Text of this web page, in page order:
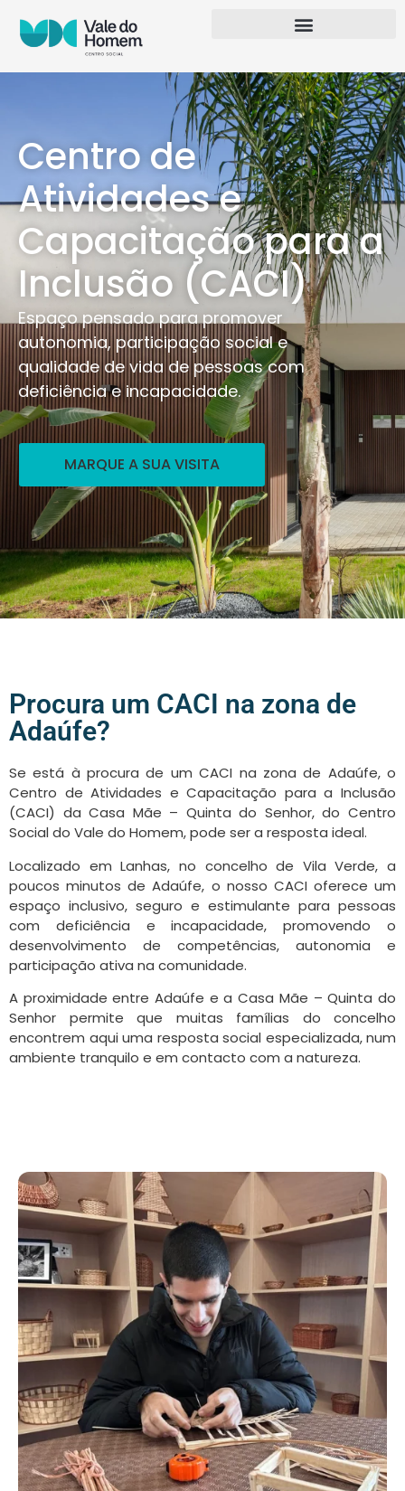
Centro de
Atividades e
Capacitação para a
Inclusão (CACI)
Espaço pensado para promover
autonomia, participação social e
qualidade de vida de pessoas com
deficiência e incapacidade.
MARQUE A SUA VISITA
Procura um CACI na zona de
Adaúfe?
Se está à procura de um CACI na zona de Adaúfe, o
Centro de Atividades e Capacitação para a Inclusão
(CACI) da Casa Mãe – Quinta do Senhor, do Centro
Social do Vale do Homem, pode ser a resposta ideal.
Localizado em Lanhas, no concelho de Vila Verde, a
poucos minutos de Adaúfe, o nosso CACI oferece um
espaço inclusivo, seguro e estimulante para pessoas
com deficiência e incapacidade, promovendo o
desenvolvimento de competências, autonomia e
participação ativa na comunidade.
A proximidade entre Adaúfe e a Casa Mãe – Quinta do
Senhor permite que muitas famílias do concelho
encontrem aqui uma resposta social especializada, num
ambiente tranquilo e em contacto com a natureza.